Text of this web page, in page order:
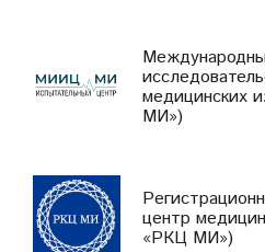
медицинских
МИ»)
центр
«РКЦ МИ»)